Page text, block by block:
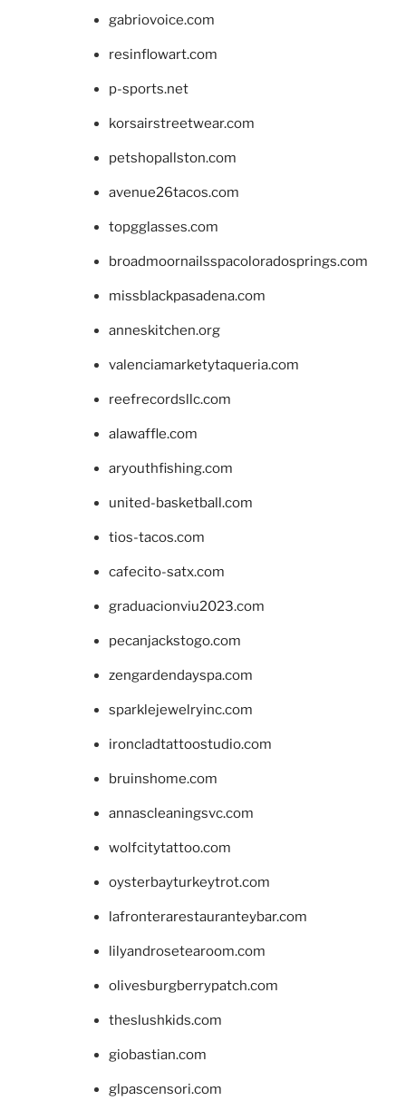
gabriovoice.com
resinflowart.com
p-sports.net
korsairstreetwear.com
petshopallston.com
avenue26tacos.com
topgglasses.com
broadmoornailsspacoloradosprings.com
missblackpasadena.com
anneskitchen.org
valenciamarketytaqueria.com
reefrecordsllc.com
alawaffle.com
aryouthfishing.com
united-basketball.com
tios-tacos.com
cafecito-satx.com
graduacionviu2023.com
pecanjackstogo.com
zengardendayspa.com
sparklejewelryinc.com
ironcladtattoostudio.com
bruinshome.com
annascleaningsvc.com
wolfcitytattoo.com
oysterbayturkeytrot.com
lafronterarestauranteybar.com
lilyandrosetearoom.com
olivesburgberrypatch.com
theslushkids.com
giobastian.com
glpascensori.com